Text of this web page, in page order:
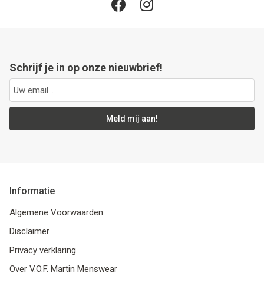
Schrijf je in op onze nieuwbrief!
Meld mij aan!
Informatie
Algemene Voorwaarden
Disclaimer
Privacy verklaring
Over V.O.F. Martin Menswear